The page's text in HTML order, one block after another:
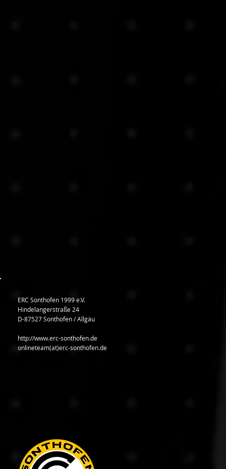
ERC Sonthofen 1999 e.V.
Hindelangerstraße 24
D-87527 Sonthofen / Allgäu
http://www.erc-sonthofen.de
onlineteam(at)erc-sonthofen.de